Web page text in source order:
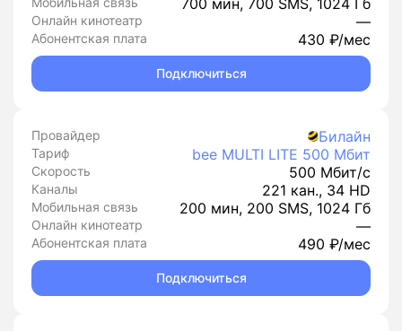
700 мин, 700 SMS, 1024 Гб
Онлайн кинотеатр —
Абонентская плата 430 ₽/мес
Подключиться
Провайдер Билайн
Тариф bee MULTI LITE 500 Мбит
Скорость 500 Мбит/с
Каналы 221 кан., 34 HD
Мобильная связь 200 мин, 200 SMS, 1024 Гб
Онлайн кинотеатр —
Абонентская плата 490 ₽/мес
Подключиться